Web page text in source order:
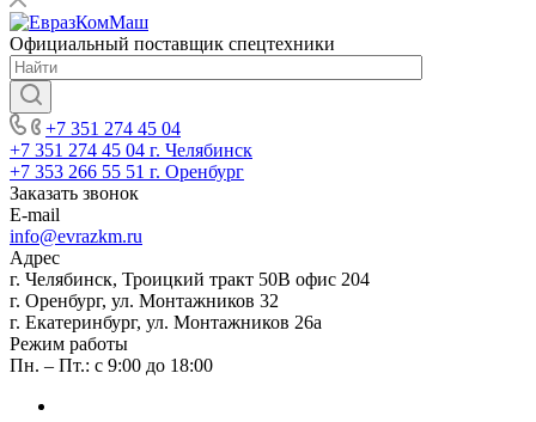
Официальный поставщик спецтехники
+7 351 274 45 04
+7 351 274 45 04 г. Челябинск
+7 353 266 55 51 г. Оренбург
Заказать звонок
E-mail
info@evrazkm.ru
Адрес
г. Челябинск, Троицкий тракт 50В офис 204
г. Оренбург, ул. Монтажников 32
г. Екатеринбург, ул. Монтажников 26а
Режим работы
Пн. – Пт.: с 9:00 до 18:00